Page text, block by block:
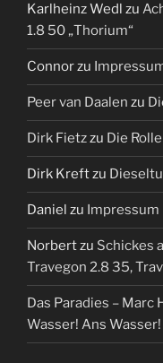
Karlheinz Wedl zu
1.8 50 „Thorium“
Connorzu
Peer van Daalen zu
Dirk Fietzzu Die
Dirk Kreftzu
Daniel zu Impressum
Norbertzu Schickes
Travegon 2.8 35,
Das Paradies – Marc
Wasser! Ans Wasser!